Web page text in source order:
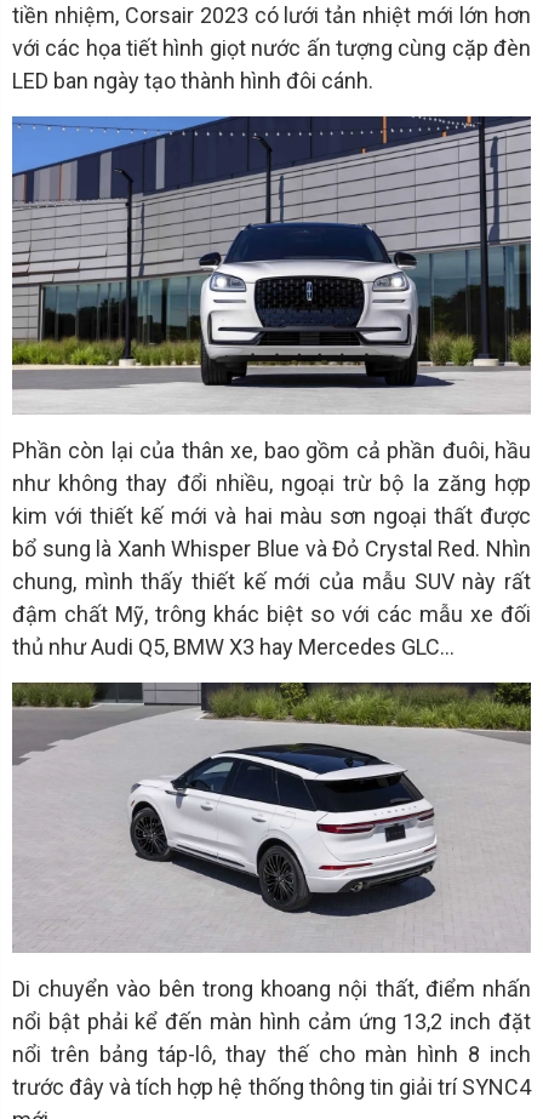
tiền nhiệm, Corsair 2023 có lưới tản nhiệt mới lớn hơn
với các họa tiết hình giọt nước ấn tượng cùng cặp đèn
LED ban ngày tạo thành hình đôi cánh.
Phần còn lại của thân xe, bao gồm cả phần đuôi, hầu
như không thay đổi nhiều, ngoại trừ bộ la zăng hợp
kim với thiết kế mới và hai màu sơn ngoại thất được
bổ sung là Xanh Whisper Blue và Đỏ Crystal Red. Nhìn
chung, mình thấy thiết kế mới của mẫu SUV này rất
đậm chất Mỹ, trông khác biệt so với các mẫu xe đối
thủ như Audi Q5, BMW X3 hay Mercedes GLC…
Di chuyển vào bên trong khoang nội thất, điểm nhấn
nổi bật phải kể đến màn hình cảm ứng 13,2 inch đặt
nổi trên bảng táp-lô, thay thế cho màn hình 8 inch
trước đây và tích hợp hệ thống thông tin giải trí SYNC4